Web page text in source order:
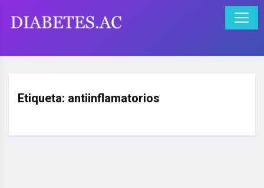
Etiqueta: antiinflamatorios